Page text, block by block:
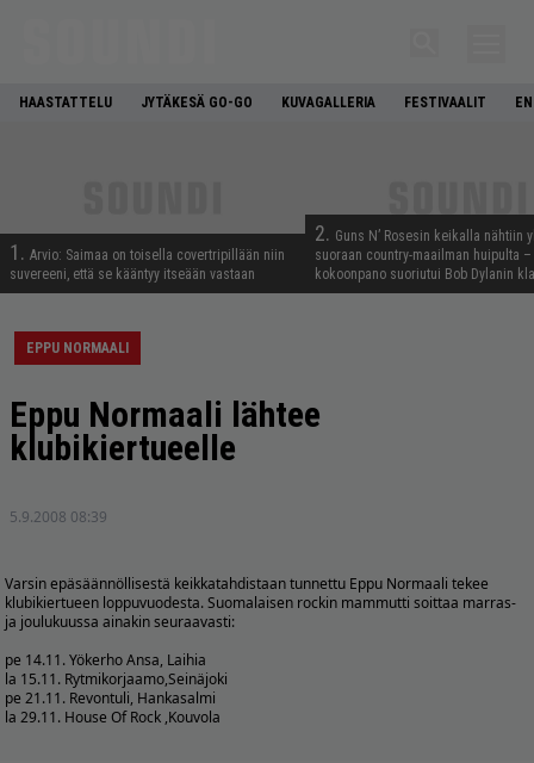
HAASTATTELU JYTÄKESÄ GO-GO KUVAGALLERIA FESTIVAALIT
1. Arvio: Saimaa on toisella covertripillään niin
suvereeni, että se kääntyy itseään vastaan
2. Guns N’ Rosesin keikalla nähtiin
suoraan country-maailman huipulta
kokoonpano suoriutui Bob Dylanin
EPPU NORMAALI
Eppu Normaali lähtee
klubikiertueelle
5.9.2008 08:39
Varsin epäsäännöllisestä keikkatahdistaan tunnettu Eppu Normaali tekee
klubikiertueen loppuvuodesta. Suomalaisen rockin mammutti soittaa marras-
ja joulukuussa ainakin seuraavasti:
pe 14.11. Yökerho Ansa, Laihia
la 15.11. Rytmikorjaamo,Seinäjoki
pe 21.11. Revontuli, Hankasalmi
la 29.11. House Of Rock ,Kouvola